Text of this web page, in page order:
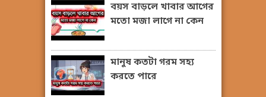
বয়স বাড়লে খাবার আগের
মতো মজা লাগে না কেন
মানুষ কতটা গরম সহ্য
করতে পারে